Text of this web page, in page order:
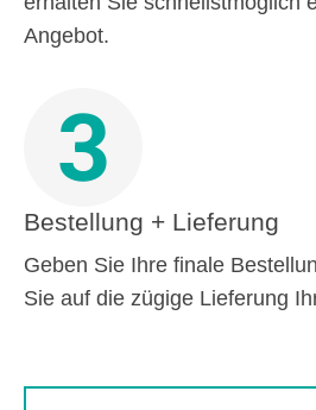
Angebot.
3
Bestellung + Lieferung
Geben Sie Ihre finale
Sie auf die zügige Lieferung